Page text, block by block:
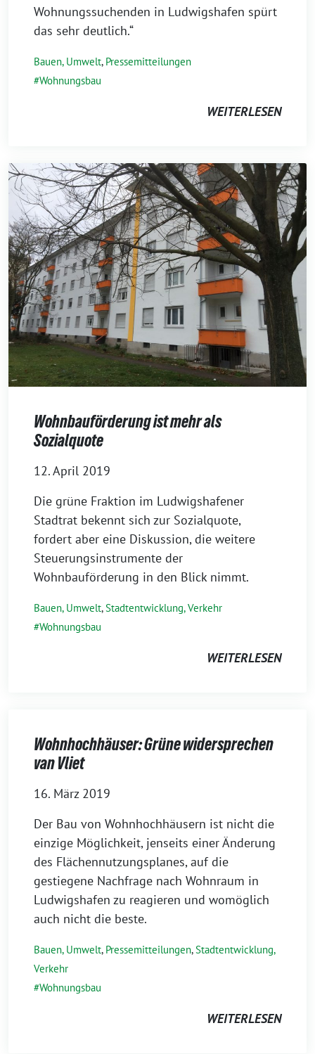
Wohnungssuchenden in Ludwigshafen spürt
das sehr deutlich.“
Bauen, Umwelt, Pressemitteilungen
Wohnungsbau
WEITERLESEN
Wohnbauförderung ist mehr als
Sozialquote
12. April 2019
Die grüne Fraktion im Ludwigshafener
Stadtrat bekennt sich zur Sozialquote,
fordert aber eine Diskussion, die weitere
Steuerungsinstrumente der
Wohnbauförderung in den Blick nimmt.
Bauen, Umwelt,Stadtentwicklung, Verkehr
Wohnungsbau
WEITERLESEN
Wohnhochhäuser: Grüne widersprechen
van Vliet
16. März 2019
Der Bau von Wohnhochhäusern ist nicht die
einzige Möglichkeit, jenseits einer Änderung
des Flächennutzungsplanes, auf die
gestiegene Nachfrage nach Wohnraum in
Ludwigshafen zu reagieren und womöglich
auch nicht die beste.
Bauen, Umwelt, Pressemitteilungen,Stadtentwicklung,
Verkehr
Wohnungsbau
WEITERLESEN